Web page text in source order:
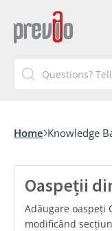
Home Knowledge
Oaspeții
Adăugare oaspeți
modificând